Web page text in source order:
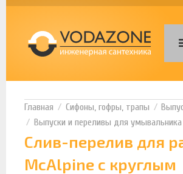
Сифоны, гофры, трапы
Выпуски и переливы для
Слив-перелив для
McAlpine с круглым